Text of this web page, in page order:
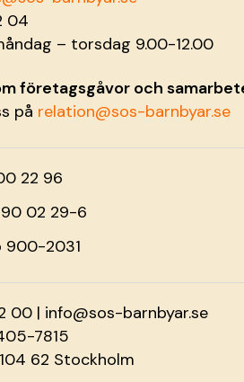
04
– torsdag 9.00-12.00
företagsgåvor och
på relation@sos-barnbyar.se
22 96
02 29-6
900-2031
00 | info@sos-barnbyar.se
7815
62 Stockholm